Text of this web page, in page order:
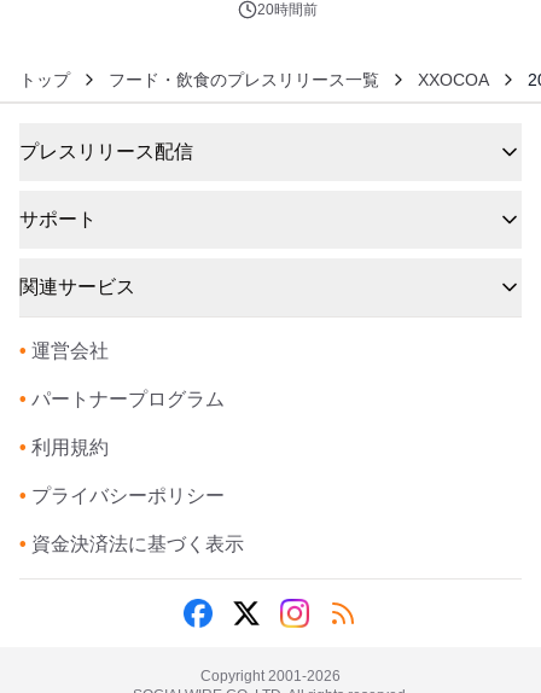
ぐっと豊かに
20時間前
トップ フード・飲食のプレスリリース一覧 XXOCOA
プレスリリース配信
サポート
関連サービス
• 運営会社
• パートナープログラム
• 利用規約
• プライバシーポリシー
• 資金決済法に基づく表示
Copyright 2001-2026